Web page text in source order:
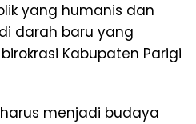
yang humanis dan
darah baru yang
Kabupaten Parigi
menjadi budaya